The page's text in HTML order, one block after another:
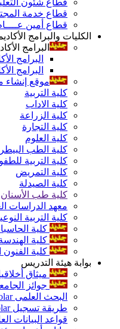
قطاع خدمة
قطاع أمين
الكليات والبرامج
البرامج
البرامج
البرامج
موقع إنشاء
كلية التربية
كلية الاداب
كلية الزراعة
كلية التجارة
كلية العلوم
كلية الطب
كلية التربية
كلية التمريض
كلية الصيدلة
كلية طب الأسنان
معهد الدراسات
كلية التربية
كلية
كلية
كلية الفنون
بوابة هيئة التدريس
ميثاق
جوائز
البحث العلمى Google scholar
طريقة تسجيل Google Scholar
قواعد البيانات